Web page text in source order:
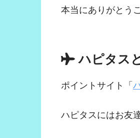
本当にありがとう
ハピタス
ポイントサイト「
ハピタスにはお友